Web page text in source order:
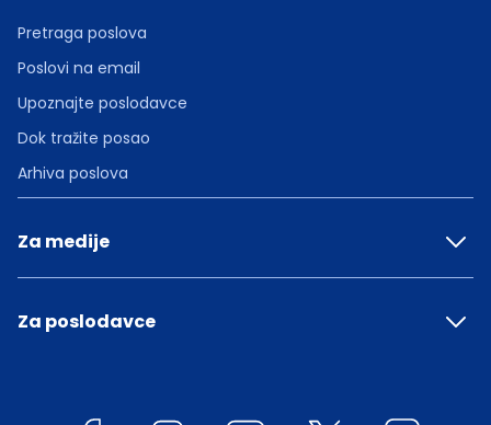
Pretraga poslova
Poslovi na email
Upoznajte poslodavce
Dok tražite posao
Arhiva poslova
Za medije
Za poslodavce